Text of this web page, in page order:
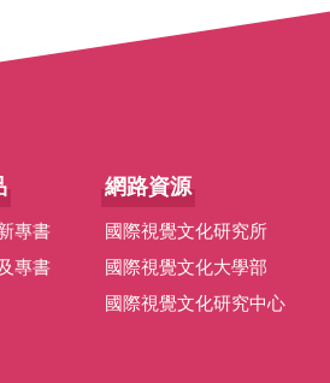
專書
專書
網路資源
國際視覺文化研究所
國際視覺文化大學部
國際視覺文化研究中心